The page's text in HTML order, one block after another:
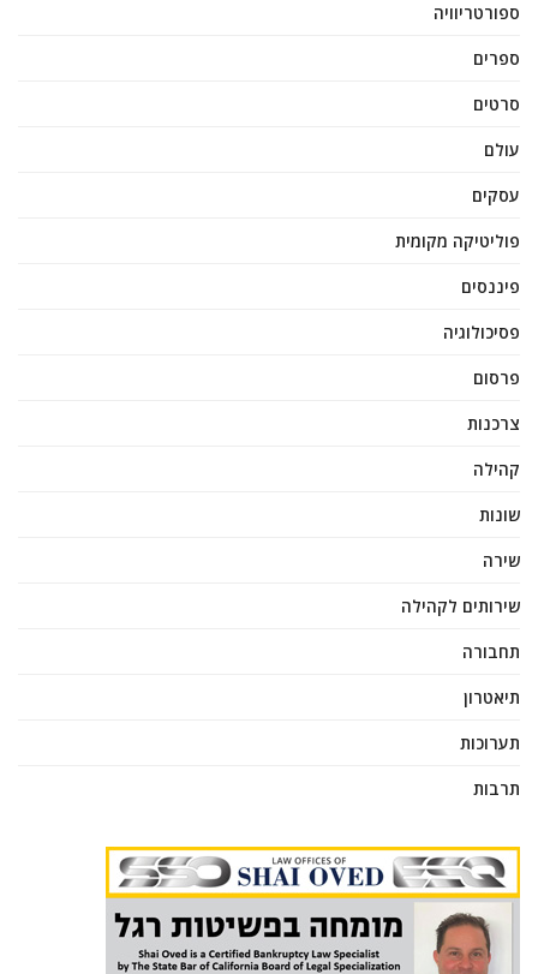
ספורטריוויה
ספרים
סרטים
עולם
עסקים
פוליטיקה מקומית
פיננסים
פסיכולוגיה
פרסום
צרכנות
קהילה
שונות
שירה
שירותים לקהילה
תחבורה
תיאטרון
תערוכות
תרבות